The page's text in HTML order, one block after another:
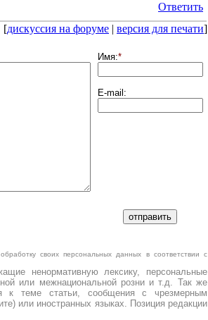
Ответить
[дискуссия на форуме | версия для печати]
Имя:*
E-mail:
своих персональных данных в соответствии с
ненормативную лексику, персональные
или межнациональной розни и т.д. Так же
к теме статьи, сообщения с чрезмерным
или иностранных языках. Позиция редакции